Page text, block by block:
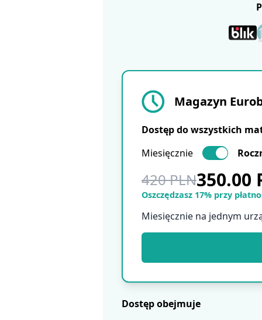
Magazyn
Dostęp do wszystkich
Miesięcznie
420 PLN350.00
Oszczędzasz 17% przy
Miesięcznie na jednym
Dostęp obejmuje